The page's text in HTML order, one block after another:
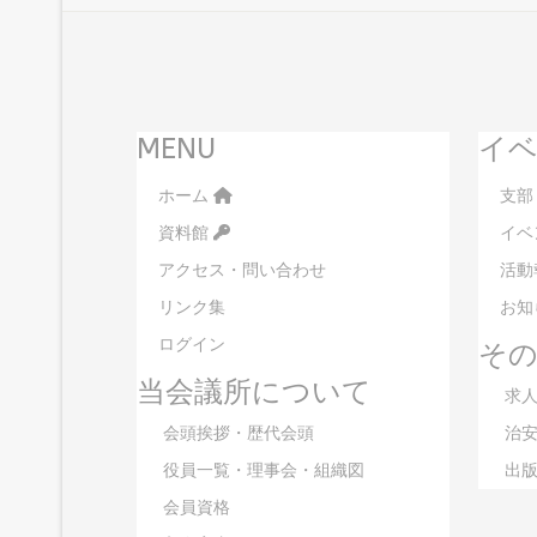
MENU
ホーム
資料館
アクセス・問い合わせ
リンク集
ログイン
当会議所について
会頭挨拶・歴代会頭
役員一覧・理事会・組織図
会員資格
イ
支
イ
活
お
そ
求
治
出